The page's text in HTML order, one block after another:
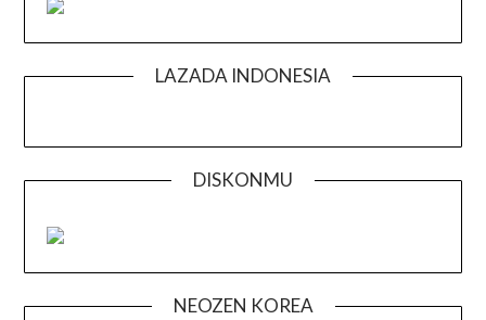
LAZADA INDONESIA
DISKONMU
NEOZEN KOREA